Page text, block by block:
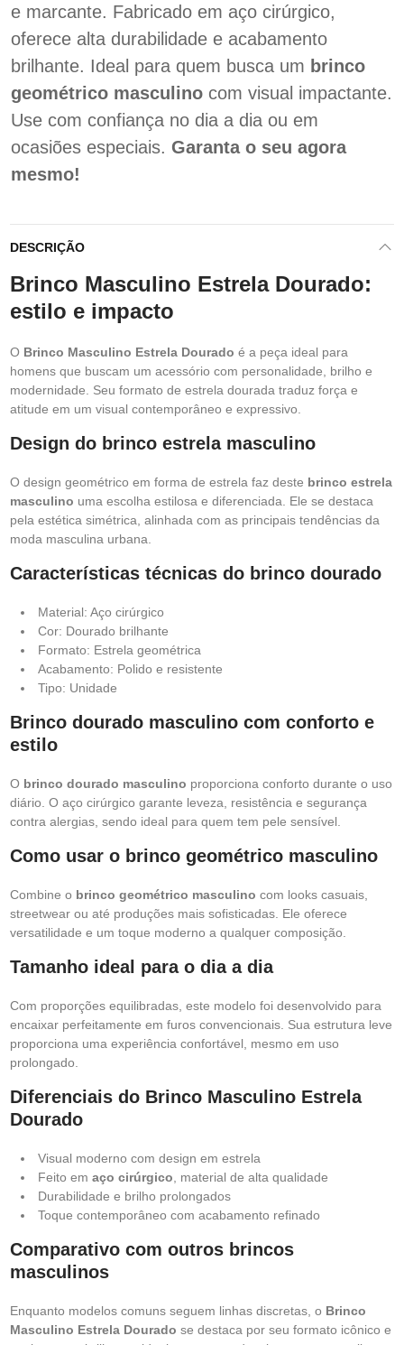
e marcante. Fabricado em aço cirúrgico,
oferece alta durabilidade e acabamento
brilhante. Ideal para quem busca um brinco
geométrico masculino com visual impactante.
Use com confiança no dia a dia ou em
ocasiões especiais. Garanta o seu agora
mesmo!
DESCRIÇÃO
Brinco Masculino Estrela Dourado:
estilo e impacto
O Brinco Masculino Estrela Dourado é a peça ideal para
homens que buscam um acessório com personalidade, brilho e
modernidade. Seu formato de estrela dourada traduz força e
atitude em um visual contemporâneo e expressivo.
Design do brinco estrela masculino
O design geométrico em forma de estrela faz deste brinco estrela
masculino uma escolha estilosa e diferenciada. Ele se destaca
pela estética simétrica, alinhada com as principais tendências da
moda masculina urbana.
Características técnicas do brinco dourado
Material: Aço cirúrgico
Cor: Dourado brilhante
Formato: Estrela geométrica
Acabamento: Polido e resistente
Tipo: Unidade
Brinco dourado masculino com conforto e
estilo
O brinco dourado masculino proporciona conforto durante o uso
diário. O aço cirúrgico garante leveza, resistência e segurança
contra alergias, sendo ideal para quem tem pele sensível.
Como usar o brinco geométrico masculino
Combine o brinco geométrico masculino com looks casuais,
streetwear ou até produções mais sofisticadas. Ele oferece
versatilidade e um toque moderno a qualquer composição.
Tamanho ideal para o dia a dia
Com proporções equilibradas, este modelo foi desenvolvido para
encaixar perfeitamente em furos convencionais. Sua estrutura leve
proporciona uma experiência confortável, mesmo em uso
prolongado.
Diferenciais do Brinco Masculino Estrela
Dourado
Visual moderno com design em estrela
Feito em aço cirúrgico , material de alta qualidade
Durabilidade e brilho prolongados
Toque contemporâneo com acabamento refinado
Comparativo com outros brincos
masculinos
Enquanto modelos comuns seguem linhas discretas, o Brinco
Masculino Estrela Dourado se destaca por seu formato icônico e